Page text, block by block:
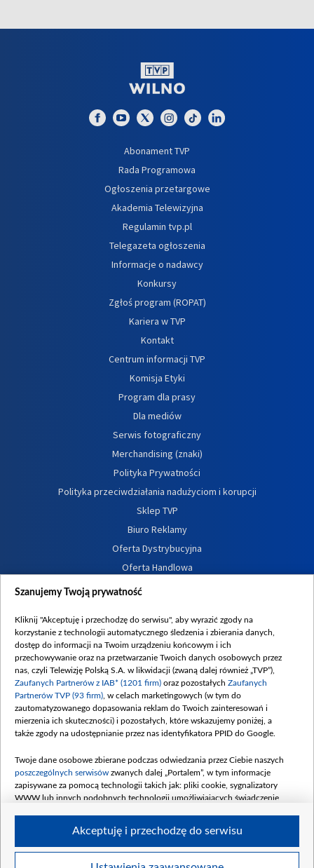
Abonament TVP
Rada Programowa
Ogłoszenia przetargowe
Akademia Telewizyjna
Regulamin tvp.pl
Telegazeta ogłoszenia
Informacje o nadawcy
Konkursy
Zgłoś program (ROPAT)
Kariera w TVP
Kontakt
Centrum informacji TVP
Komisja Etyki
Program dla prasy
Dla mediów
Serwis fotograficzny
Merchandising (znaki)
Polityka Prywatności
Polityka przeciwdziałania nadużyciom i korupcji
Sklep TVP
Biuro Reklamy
Oferta Dystrybucyjna
Oferta Handlowa
Dostępność
Procedura zgłoszeń wewnętrznych
Szanujemy Twoją prywatność
Kliknij "Akceptuję i przechodzę do serwisu", aby wyrazić zgody na
korzystanie z technologii automatycznego śledzenia i zbierania danych,
dostęp do informacji na Twoim urządzeniu końcowym i ich
przechowywanie oraz na przetwarzanie Twoich danych osobowych przez
nas, czyli Telewizję Polską S.A. w likwidacji (zwaną dalej również „TVP”),
Zaufanych Partnerów z IAB* (1201 firm) oraz pozostałych Zaufanych
Partnerów TVP (93 firm) , w celach marketingowych (w tym do
zautomatyzowanego dopasowania reklam do Twoich zainteresowań i
mierzenia ich skuteczności) i pozostałych, które wskazujemy poniżej, a
także zgody na udostępnianie przez nas identyfikatora PPID do Google.
Twoje dane osobowe zbierane podczas odwiedzania przez Ciebie naszych
poszczególnych serwisów zwanych dalej „Portalem”, w tym informacje
zapisywane za pomocą technologii takich jak: pliki cookie, sygnalizatory
WWW lub innych podobnych technologii umożliwiających świadczenie
Twoje dane osobowe zbierane podczas odwiedzania przez Ciebie
Akceptuję i przechodzę do serwisu